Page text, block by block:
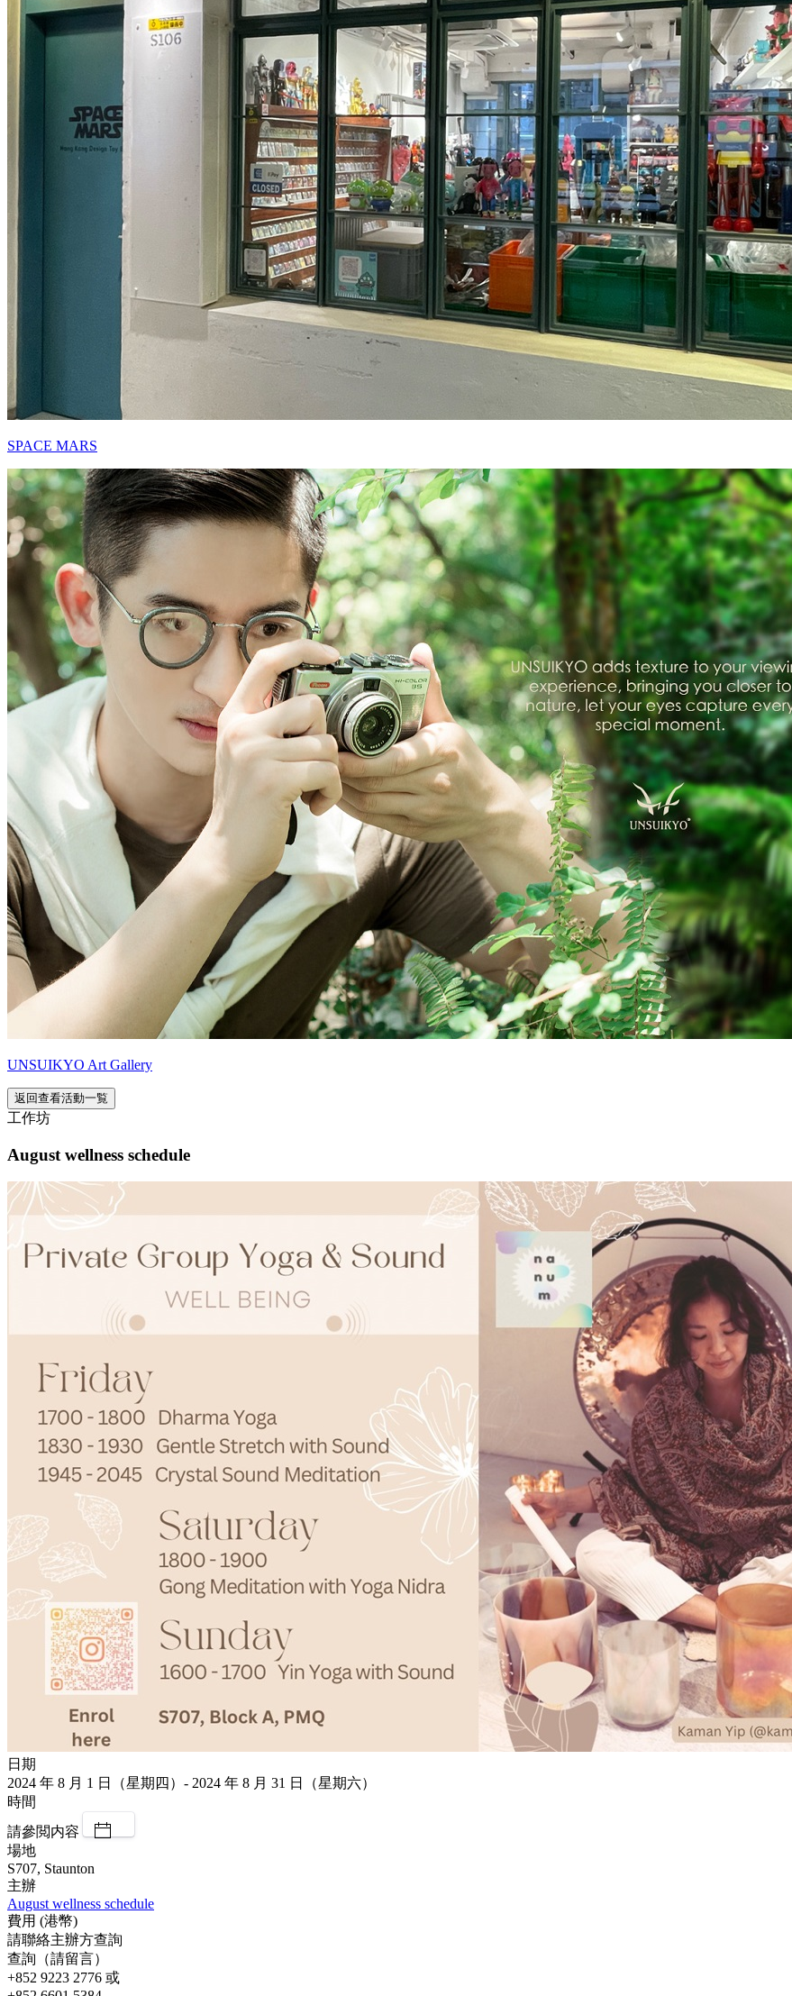
SPACE MARS
UNSUIKYO Art Gallery
返回查看活動一覧
工作坊
August wellness schedule
日期
2024 年 8 月 1 日（星期四）- 2024 年 8 月 31 日（星期六）
時間
請參閲内容
場地
S707, Staunton
主辦
August wellness schedule
費用 (港幣)
請聯絡主辦方查詢
查詢（請留言）
+852 9223 2776 或